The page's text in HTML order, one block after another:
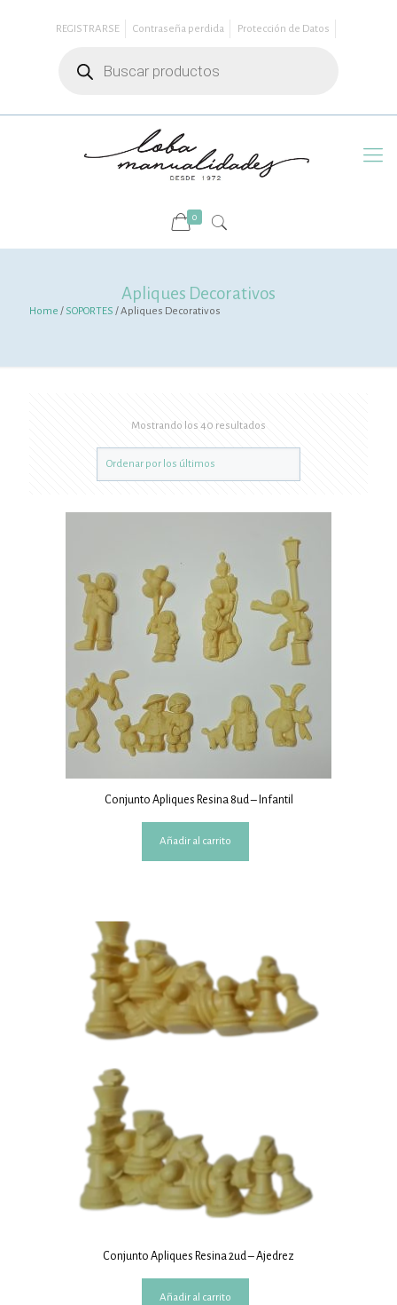
REGISTRARSE Contraseña perdida
Protección de Datos
productos
0
Apliques Decorativos
Home / SOPORTES / Apliques Decorativos
Mostrando los 40 resultados
Conjunto Apliques Resina 8ud – Infantil
Añadir al carrito
Conjunto Apliques Resina 2ud – Ajedrez
Añadir al carrito